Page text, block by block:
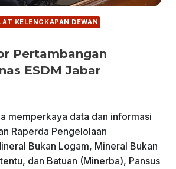
KELENGKAPAN DEWAN
Pertambangan
ESDM Jabar
memperkaya data dan informasi
Raperda Pengelolaan
Bukan Logam, Mineral Bukan
dan Batuan (Minerba), Pansus